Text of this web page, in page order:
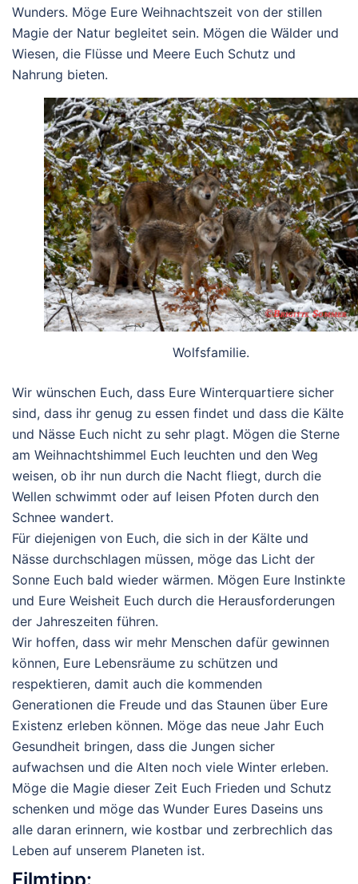
Wunders. Möge Eure Weihnachtszeit von der stillen
Magie der Natur begleitet sein. Mögen die Wälder und
Wiesen, die Flüsse und Meere Euch Schutz und
Nahrung bieten.
Wolfsfamilie.
Wir wünschen Euch, dass Eure Winterquartiere sicher
sind, dass ihr genug zu essen findet und dass die Kälte
und Nässe Euch nicht zu sehr plagt. Mögen die Sterne
am Weihnachtshimmel Euch leuchten und den Weg
weisen, ob ihr nun durch die Nacht fliegt, durch die
Wellen schwimmt oder auf leisen Pfoten durch den
Schnee wandert.
Für diejenigen von Euch, die sich in der Kälte und
Nässe durchschlagen müssen, möge das Licht der
Sonne Euch bald wieder wärmen. Mögen Eure Instinkte
und Eure Weisheit Euch durch die Herausforderungen
der Jahreszeiten führen.
Wir hoffen, dass wir mehr Menschen dafür gewinnen
können, Eure Lebensräume zu schützen und
respektieren, damit auch die kommenden
Generationen die Freude und das Staunen über Eure
Existenz erleben können. Möge das neue Jahr Euch
Gesundheit bringen, dass die Jungen sicher
aufwachsen und die Alten noch viele Winter erleben.
Möge die Magie dieser Zeit Euch Frieden und Schutz
schenken und möge das Wunder Eures Daseins uns
alle daran erinnern, wie kostbar und zerbrechlich das
Leben auf unserem Planeten ist.